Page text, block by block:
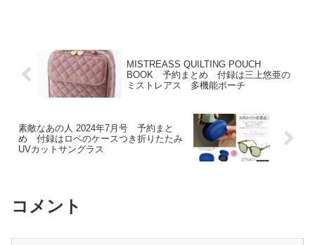
MISTREASS QUILTING POUCH
BOOK 予約まとめ 付録は三上悠亜の
ミストレアス 多機能ポーチ
素敵なあの人 2024年7月号 予約まと
め 付録はロペのケースつき折りたたみ
UVカットサングラス
コメント